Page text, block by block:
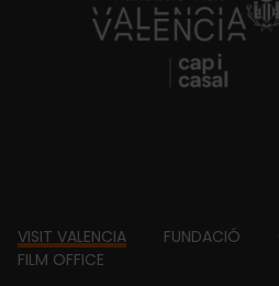
https://
Footer
VISIT VALENCIA FUNDACIÓ
FILM OFFICE